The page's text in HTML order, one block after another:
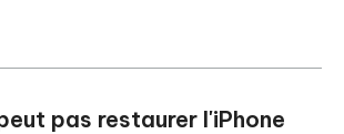
pas restaurer l'iPhone